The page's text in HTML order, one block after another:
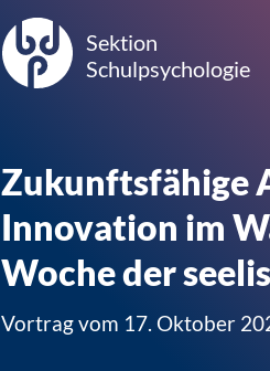
Sektion
Schulpsychologie
Zukunftsfähige
Innovation im
Woche der
Vortrag vom 17. Oktober